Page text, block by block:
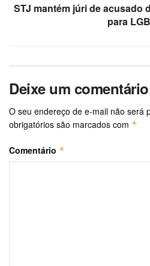
STJ mantém júri de acusado
para
Deixe um comentário
O seu endereço de e-mail não será
obrigatórios são marcados com *
Comentário *